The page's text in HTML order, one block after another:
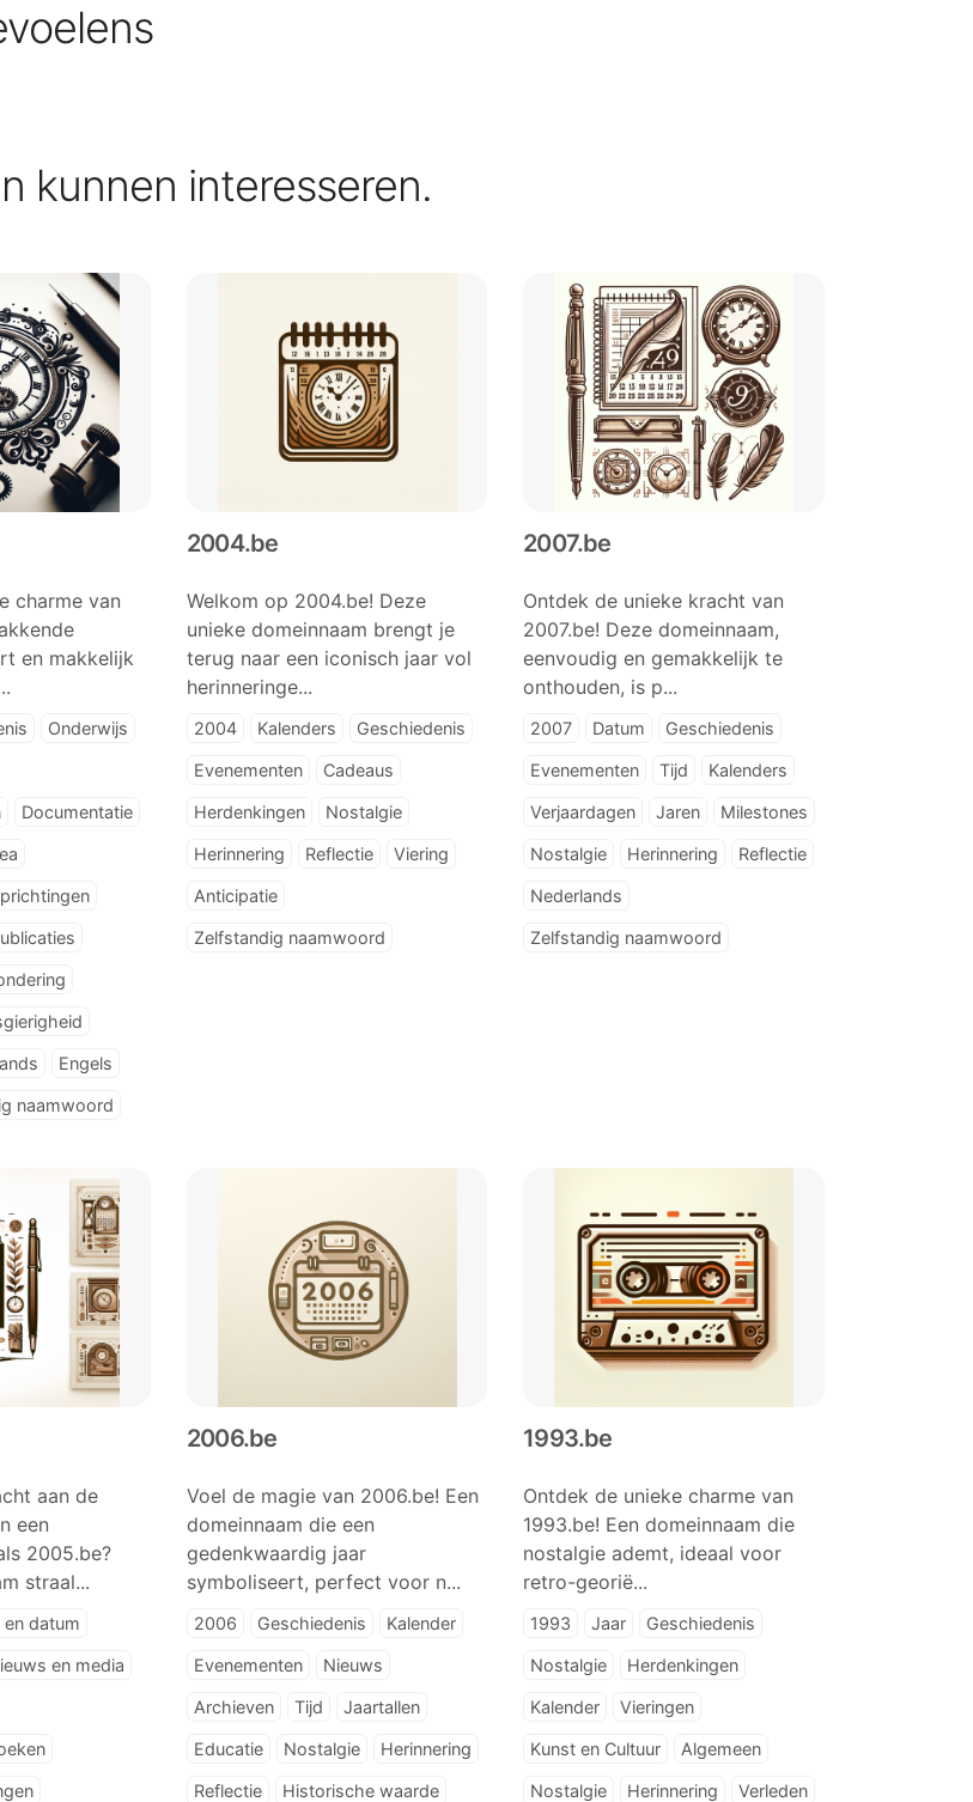
kunnen interesseren.
charme van
en makkelijk
Onderwijs
Documentatie
Engels
naamwoord
2004.be
Welkom op 2004.be! Deze
unieke domeinnaam brengt je
terug naar een iconisch jaar vol
herinneringe...
2004 Kalenders Geschiedenis
Evenementen Cadeaus
Herdenkingen Nostalgie
Herinnering Reflectie Viering
Anticipatie
Zelfstandig naamwoord
2007.be
Ontdek de unieke kracht van
2007.be! Deze domeinnaam,
eenvoudig en gemakkelijk te
onthouden, is p...
2007 Datum Geschiedenis
Evenementen Tijd Kalenders
Verjaardagen Jaren Milestones
Nostalgie Herinnering Reflectie
Nederlands
Zelfstandig naamwoord
aan de
een
2005.be?
straal...
en datum
en media
2006.be
Voel de magie van 2006.be! Een
domeinnaam die een
gedenkwaardig jaar
symboliseert, perfect voor n...
2006 Geschiedenis Kalender
Evenementen Nieuws
Archieven Tijd Jaartallen
Educatie Nostalgie Herinnering
Reflectie Historische waarde
1993.be
Ontdek de unieke charme van
1993.be! Een domeinnaam die
nostalgie ademt, ideaal voor
retro-georië...
1993 Jaar Geschiedenis
Nostalgie Herdenkingen
Kalender Vieringen
Kunst en Cultuur Algemeen
Nostalgie Herinnering Verleden